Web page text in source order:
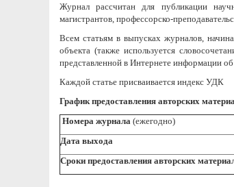
Журнал рассчитан для публикации
магистрантов, профессорско-
Всем статьям в выпусках журналов,
объекта (также используется
представленной в Интернетe информации
Каждой статье присваивается индекс УДК
График предоставления авторских
Номера журнала (ежегодно)
Дата выхода
Сроки предоставления авторских